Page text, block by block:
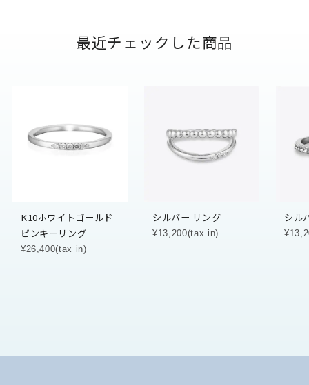
最近チェックした商品
K10ホワイトゴールド
ピンキーリング
¥26,400(tax in)
シルバー リング
¥13,200(tax in)
シル